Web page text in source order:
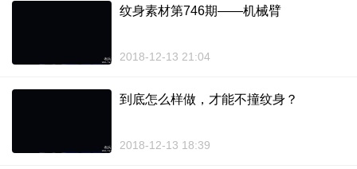
纹身素材第746期——机械臂
2018-12-13 21:04
到底怎么样做，才能不撞纹身？
2018-12-13 18:39